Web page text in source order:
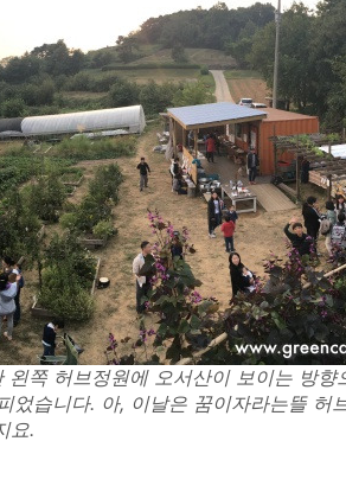
쪽 허브정원에 오서산이 보이는 방향
습니다. 아, 이날은 꿈이자라는뜰 허
요.